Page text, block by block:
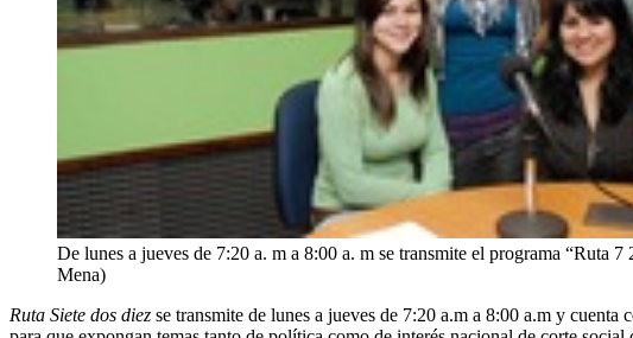
De lunes a jueves de 7:20 a. m a 8:00 a. m se transmite el programa “Ruta
Mena)
Ruta Siete dos diez se transmite de lunes a jueves de 7:20 a.m a 8:00 a.m y